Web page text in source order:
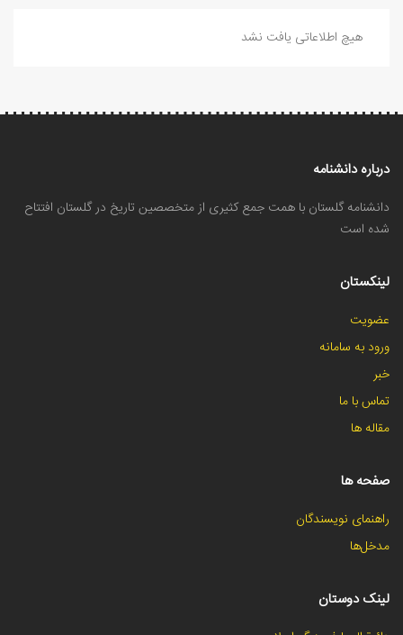
هیچ اطلاعاتی یافت نشد
درباره دانشنامه
دانشنامه گلستان با همت جمع کثیری از متخصصین تاریخ در گلستان افتتاح
شده است
لینکستان
عضویت
ورود به سامانه
خبر
تماس با ما
مقاله ها
صفحه ها
راهنمای نویسندگان
مدخل‌ها
لینک دوستان